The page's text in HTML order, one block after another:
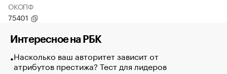
ОКОПФ
75401
Интересное на РБК
Насколько ваш авторитет зависит от
атрибутов престижа? Тест для лидеров